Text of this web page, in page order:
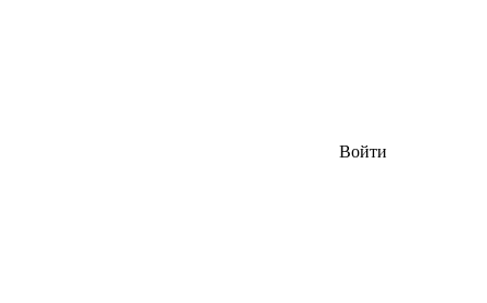
Войти